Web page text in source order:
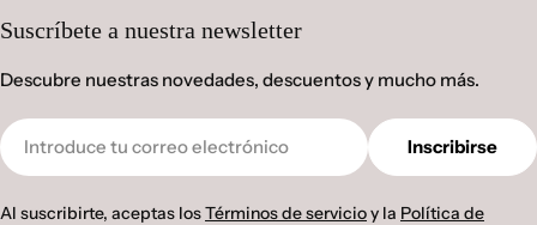
Suscríbete a nuestra newsletter
Descubre nuestras novedades, descuentos y mucho más.
Correo
electrónico
Inscribirse
Al suscribirte, aceptas losTérminos de servicioy la Política de